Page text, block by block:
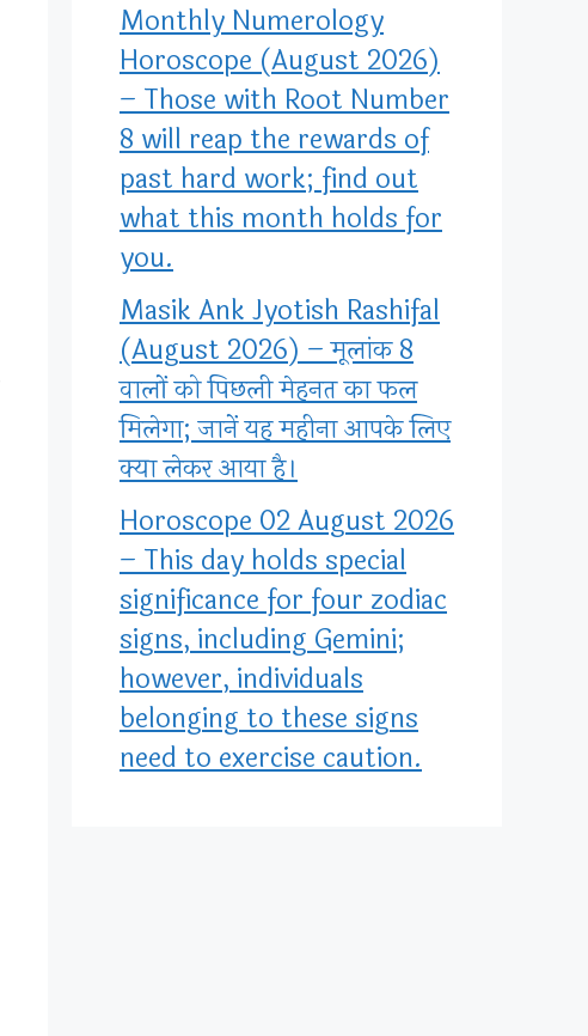
Monthly Numerology
Horoscope (August 2026)
– Those with Root Number
8 will reap the rewards of
past hard work; find out
what this month holds for
you.
Masik Ank Jyotish Rashifal
(August 2026) – मूलांक 8
वालों को पिछली मेहनत का फल
मिलेगा; जानें यह महीना आपके लिए
क्या लेकर आया है।
Horoscope 02 August 2026
– This day holds special
significance for four zodiac
signs, including Gemini;
however, individuals
belonging to these signs
need to exercise caution.